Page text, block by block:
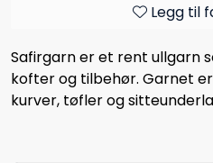
Legg til
Safirgarn er et rent ullgarn
kofter og tilbehør. Garnet
kurver, tøfler og